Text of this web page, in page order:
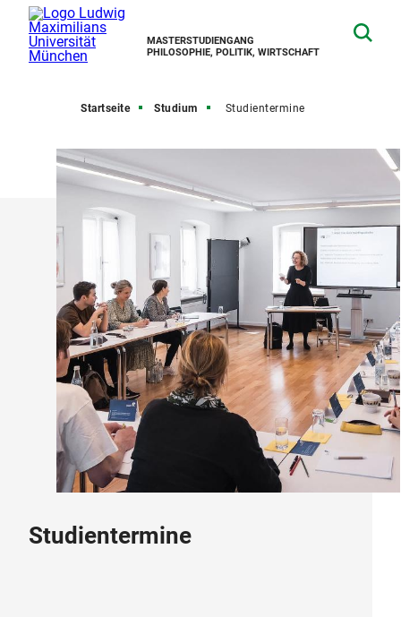
MASTERSTUDIENGANG
PHILOSOPHIE, POLITIK, WIRTSCHAFT
Startseite Studium Studientermine
Studientermine